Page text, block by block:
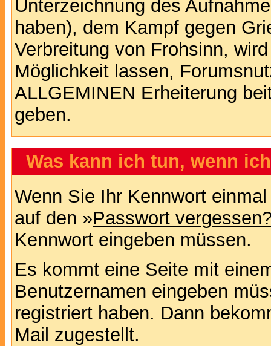
Unterzeichnung des
haben), dem Kampf gegen
Verbreitung von Frohsinn,
Möglichkeit lassen,
ALLGEMINEN Erheiterung
geben.
Was kann ich tun, wenn
Wenn Sie Ihr Kennwort
auf den »Passwort
Kennwort eingeben müssen.
Es kommt eine Seite mit
Benutzernamen eingeben
registriert haben. Dann
Mail zugestellt.